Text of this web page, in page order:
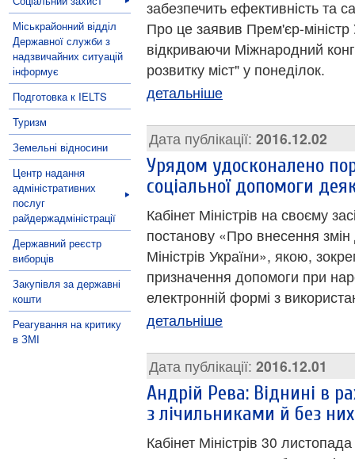
Міськрайонний відділ
Державної служби з
надзвичайних ситуацій
інформує
Подготовка к IELTS
Туризм
Земельні відносини
Центр надання
адміністративних
послуг
райдержадміністрації
Державний реєстр
виборців
Закупівля за державні
кошти
Реагування на критику
в ЗМІ
забезпечить ефективність та
Про це заявив Прем'єр-
відкриваючи Міжнародний
розвитку міст" у понеділок.
детальніше
Дата публікації: 2016.12.02
Урядом удосконалено
соціальної допомоги
Кабінет Міністрів на своєму
постанову «Про внесення
Міністрів України», якою,
призначення допомоги при
електронній формі з
детальніше
Дата публікації: 2016.12.01
Андрій Рева: Віднині в
з лічильниками й без них
Кабінет Міністрів 30